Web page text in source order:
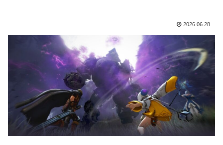
2026.06.28